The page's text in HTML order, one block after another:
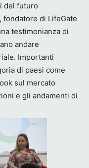
del futuro
fondatore di LifeGate
testimonianza di
andare
Importanti
di paesi come
sul mercato
e gli andamenti di